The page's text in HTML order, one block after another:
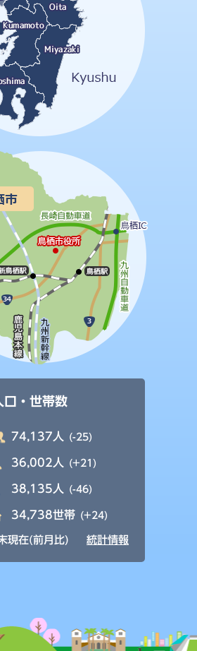
口・世帯数
74,137人 (-25)
36,002人 (+21)
38,135人 (-46)
34,738世帯 (+24)
現在(前月比) 統計情報